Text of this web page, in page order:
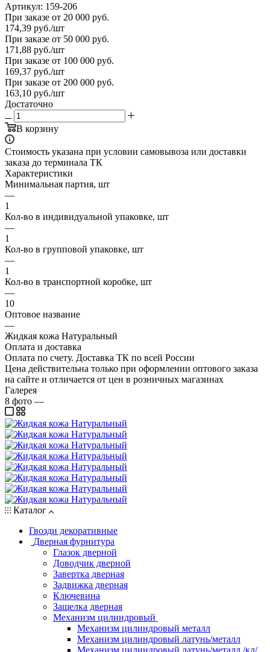
Артикул: 159-206
При заказе от 20 000 руб.
174,39 руб./шт
При заказе от 50 000 руб.
171,88 руб./шт
При заказе от 100 000 руб.
169,37 руб./шт
При заказе от 200 000 руб.
163,10 руб./шт
Достаточно
В корзину
Стоимость указана при условии самовывоза или доставки
заказа до терминала ТК
Характеристики
Минимальная партия, шт
—
1
Кол-во в индивидуальной упаковке, шт
—
1
Кол-во в групповой упаковке, шт
—
1
Кол-во в транспортной коробке, шт
—
10
Оптовое название
—
Жидкая кожа Натуральный
Оплата и доставка
Оплата по счету. Доставка ТК по всей России
Цена действительна только при оформлении оптового заказа
на сайте и отличается от цен в розничных магазинах
Галерея
8 фото —
Каталог
Гвозди декоративные
Дверная фурнитура
Глазок дверной
Доводчик дверной
Завертка дверная
Задвижка дверная
Ключевина
Защелка дверная
Механизм цилиндровый
Механизм цилиндровый металл
Механизм цилиндровый латунь/металл
Механизм цилиндровый латунь/металл /кл/